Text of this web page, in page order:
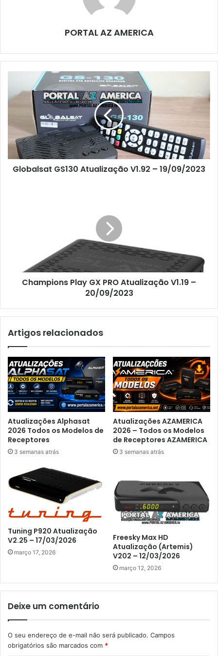
PORTAL AZ AMERICA
Globalsat GS130 Atualização V1.92 – 19/09/2023
Champions Play GX PRO Atualização V1.19 –
20/09/2023
Artigos relacionados
Atualizações Alphasat
2026 Todos os Modelos de
Receptores
3 semanas atrás
Atualizações AZAMERICA
2026 – Todos os Modelos
de Receptores AZAMERICA
3 semanas atrás
Tuning P920 Atualização
V2.25 – 17/03/2026
março 17, 2026
Freesky Max HD
Atualização (Artemis)
V202 – 12/03/2026
março 12, 2026
Deixe um comentário
O seu endereço de e-mail não será publicado. Campos
obrigatórios são marcados com *